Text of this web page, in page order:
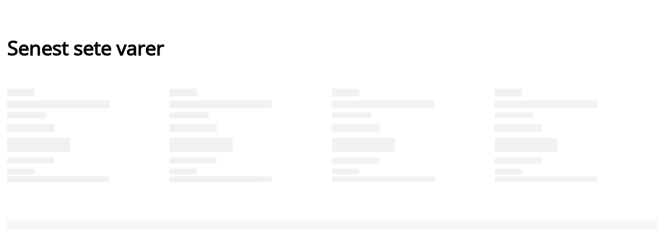
Senest sete varer